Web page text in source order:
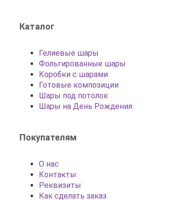
Каталог
Гелиевые шары
Фольгированные шары
Коробки с шарами
Готовые композиции
Шары под потолок
Шары на День Рождения
Покупателям
О нас
Контакты
Реквизиты
Как сделать заказ